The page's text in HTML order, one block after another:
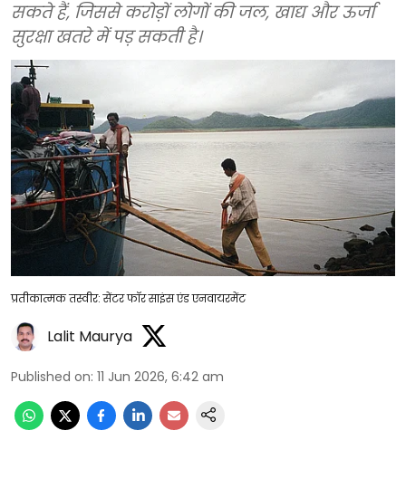
सकते हैं, जिससे करोड़ों लोगों की जल, खाद्य और ऊर्जा
सुरक्षा खतरे में पड़ सकती है।
प्रतीकात्मक तस्वीर: सेंटर फॉर साइंस एंड एनवायरमेंट
Lalit Maurya
Published on: 11 Jun 2026, 6:42 am